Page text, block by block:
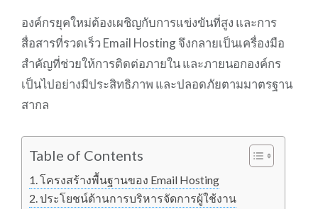
องค์กรยุคใหม่ต้องเผชิญกับการแข่งขันที่สูง และการ
สื่อสารที่รวดเร็ว Email Hosting จึงกลายเป็นเครื่องมือ
สำคัญที่ช่วยให้การติดต่อภายใน และภายนอกองค์กร
เป็นไปอย่างมีประสิทธิภาพ และปลอดภัยตามมาตรฐาน
สากล
Table of Contents
โครงสร้างพื้นฐานของ Email Hosting
ประโยชน์ด้านการบริหารจัดการผู้ใช้งาน